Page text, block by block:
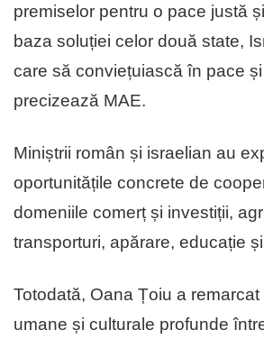
premiselor pentru o pace justă
baza soluției celor două state,
care să conviețuiască în pace
precizează MAE.
Miniștrii român și israelian au
oportunitățile concrete de
domeniile comerț și investiții,
transporturi, apărare, educație
Totodată, Oana Țoiu a remarcat
umane și culturale profunde